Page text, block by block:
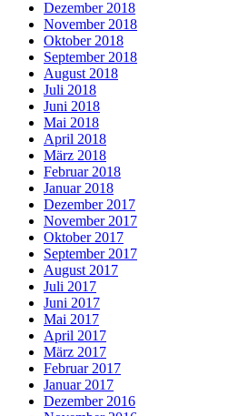
Dezember 2018
November 2018
Oktober 2018
September 2018
August 2018
Juli 2018
Juni 2018
Mai 2018
April 2018
März 2018
Februar 2018
Januar 2018
Dezember 2017
November 2017
Oktober 2017
September 2017
August 2017
Juli 2017
Juni 2017
Mai 2017
April 2017
März 2017
Februar 2017
Januar 2017
Dezember 2016